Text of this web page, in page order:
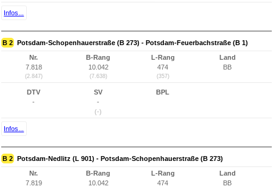
Infos...
B 2 Potsdam-Schopenhauerstraße (B 273) - Potsdam-Feuerbachstraße (B 1)
Nr.
7.818
(2.847)
B-Rang
10.042
(7.638)
L-Rang
474
(357)
Land
BB
DTV
-
SV
-
(-)
BPL
Infos...
B 2 Potsdam-Nedlitz (L 901) - Potsdam-Schopenhauerstraße (B 273)
Nr.
7.819
B-Rang
10.042
L-Rang
474
Land
BB